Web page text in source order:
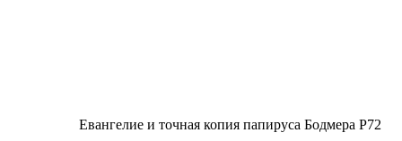
Евангелие и точная копия папируса Бодмера P72